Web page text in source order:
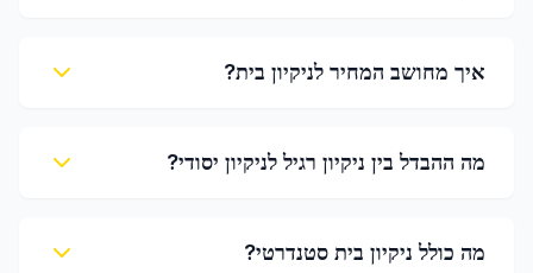
איך מחושב המחיר לניקיון בית?
מה ההבדל בין ניקיון רגיל לניקיון יסודי?
מה כולל ניקיון בית סטנדרטי?